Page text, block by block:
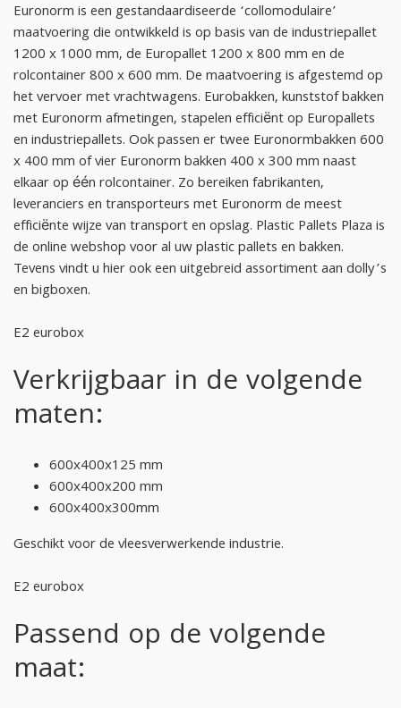
Euronorm is een gestandaardiseerde ‘collomodulaire’
maatvoering die ontwikkeld is op basis van de industriepallet
1200 x 1000 mm, de Europallet 1200 x 800 mm en de
rolcontainer 800 x 600 mm. De maatvoering is afgestemd op
het vervoer met vrachtwagens. Eurobakken, kunststof bakken
met Euronorm afmetingen, stapelen efficiënt op Europallets
en industriepallets. Ook passen er twee Euronormbakken 600
x 400 mm of vier Euronorm bakken 400 x 300 mm naast
elkaar op één rolcontainer. Zo bereiken fabrikanten,
leveranciers en transporteurs met Euronorm de meest
efficiënte wijze van transport en opslag. Plastic Pallets Plaza is
de online webshop voor al uw plastic pallets en bakken.
Tevens vindt u hier ook een uitgebreid assortiment aan dolly’s
en bigboxen.
E2 eurobox
Verkrijgbaar in de volgende
maten:
600x400x125 mm
600x400x200 mm
600x400x300mm
Geschikt voor de vleesverwerkende industrie.
E2 eurobox
Passend op de volgende
maat: